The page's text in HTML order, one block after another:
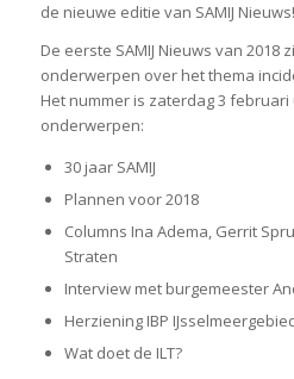
de nieuwe editie van SAMIJ Nieuws!
De eerste SAMIJ Nieuws van 2018
onderwerpen over het thema
Het nummer is zaterdag 3 februari
onderwerpen:
30 jaar SAMIJ
Plannen voor 2018
Columns Ina Adema, Gerrit
Straten
Interview met burgemeester
Herziening IBP
Wat doet de ILT?